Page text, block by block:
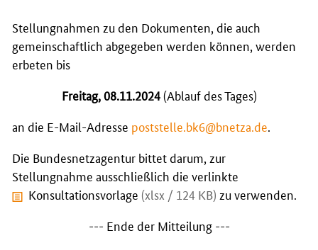
Stellungnahmen zu den Dokumenten, die auch
gemeinschaftlich abgegeben werden können, werden
erbeten bis
Freitag, 08.11.2024(Ablauf des Tages)
an die E-Mail-Adresse poststelle.bk6@bnetza.de.
Die Bundesnetzagentur bittet darum, zur
Stellungnahme ausschließlich die verlinkte
Konsultationsvorlage (xlsx / 124 KB) zu verwenden.
--- Ende der Mitteilung ---